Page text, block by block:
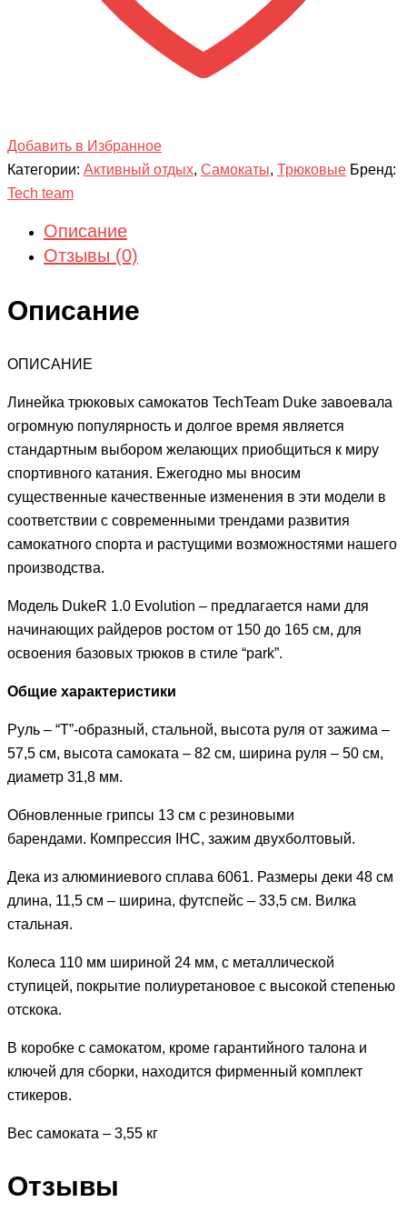
Добавить в Избранное
Категории: Активный отдых, Самокаты, Трюковые Бренд:
Tech team
Описание
Отзывы (0)
Описание
ОПИСАНИЕ
Линейка трюковых самокатов TechTeam Duke завоевала
огромную популярность и долгое время является
стандартным выбором желающих приобщиться к миру
спортивного катания. Ежегодно мы вносим
существенные качественные изменения в эти модели в
соответствии с современными трендами развития
самокатного спорта и растущими возможностями нашего
производства.
Модель DukeR 1.0 Evolution – предлагается нами для
начинающих райдеров ростом от 150 до 165 см, для
освоения базовых трюков в стиле “park”.
Общие характеристики
Руль – “T”-образный, стальной, высота руля от зажима –
57,5 см, высота самоката – 82 см, ширина руля – 50 см,
диаметр 31,8 мм.
Обновленные грипсы 13 см с резиновыми
барендами. Компрессия IHC, зажим двухболтовый.
Дека из алюминиевого сплава 6061. Размеры деки 48 см
длина, 11,5 см – ширина, футспейс – 33,5 см. Вилка
стальная.
Колеса 110 мм шириной 24 мм, с металлической
ступицей, покрытие полиуретановое с высокой степенью
отскока.
В коробке с самокатом, кроме гарантийного талона и
ключей для сборки, находится фирменный комплект
стикеров.
Вес самоката – 3,55 кг
Отзывы